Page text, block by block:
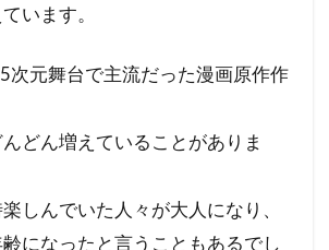
います。
次元舞台で主流だった漫画原作作
どん増えていることがありま
しんでいた人々が大人になり、
になったと言うこともあるでし